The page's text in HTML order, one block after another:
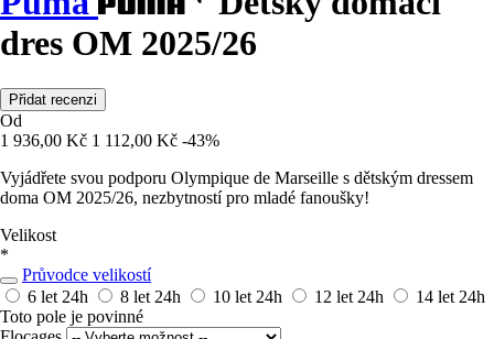
dres OM 2025/26
Přidat recenzi
Od
1 936,00 Kč 1 112,00 Kč -43%
Vyjádřete svou podporu Olympique de Marseille s dětským dressem
doma OM 2025/26, nezbytností pro mladé fanoušky!
Velikost
*
Průvodce velikostí
6 let 24h 8 let 24h 10 let 24h 12 let 24h 14 let 24h
Toto pole je povinné